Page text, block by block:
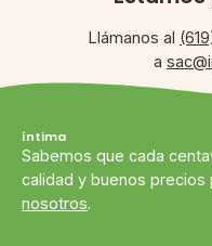
Llámanos al
a
íntima
Sabemos que cada
calidad y buenos precios
nosotros.